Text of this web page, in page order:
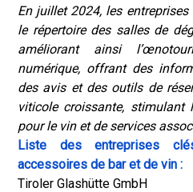
En juillet 2024, les
le répertoire des salles de
améliorant ainsi
numérique, offrant des
des avis et des outils de
viticole croissante, stimulant
pour le vin et de services
Liste des entreprises
accessoires de bar et de vin :
Tiroler Glashütte GmbH